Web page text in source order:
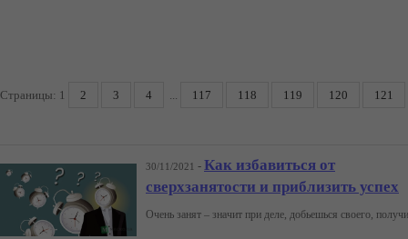
Страницы: 1 2 3 4 ... 117 118 119 120 121
30/11/2021 - Как избавиться от
сверхзанятости и приблизить успех